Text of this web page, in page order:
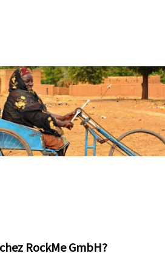
Français
RockMe GmbH?